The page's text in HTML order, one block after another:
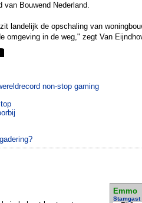
van Bouwend Nederland.
landelijk de opschaling van
omgeving in de weg," zegt Van
non-stop gaming
Emmo
Stamgast